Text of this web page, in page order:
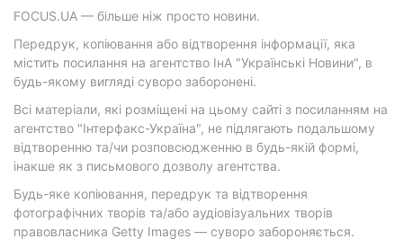
FOCUS.UA — більше ніж просто новини.
Передрук, копіювання або відтворення інформації, яка
містить посилання на агентство ІнА "Українські Новини", в
будь-якому вигляді суворо заборонені.
Всі матеріали, які розміщені на цьому сайті з посиланням на
агентство "Інтерфакс-Україна", не підлягають подальшому
відтворенню та/чи розповсюдженню в будь-якій формі,
інакше як з письмового дозволу агентства.
Будь-яке копіювання, передрук та відтворення
фотографічних творів та/або аудіовізуальних творів
правовласника Getty Images — суворо забороняється.